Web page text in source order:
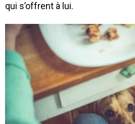
qui s’offrent à lui.